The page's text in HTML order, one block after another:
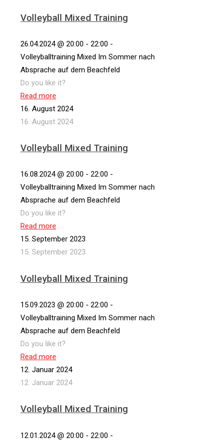
Volleyball Mixed Training
26.04.2024 @ 20:00 - 22:00 -
Volleyballtraining Mixed Im Sommer nach
Absprache auf dem Beachfeld
Do you like it?
Read more
16. August 2024
16. August 2024
Volleyball Mixed Training
16.08.2024 @ 20:00 - 22:00 -
Volleyballtraining Mixed Im Sommer nach
Absprache auf dem Beachfeld
Do you like it?
Read more
15. September 2023
15. September 2023
Volleyball Mixed Training
15.09.2023 @ 20:00 - 22:00 -
Volleyballtraining Mixed Im Sommer nach
Absprache auf dem Beachfeld
Do you like it?
Read more
12. Januar 2024
12. Januar 2024
Volleyball Mixed Training
12.01.2024 @ 20:00 - 22:00 -